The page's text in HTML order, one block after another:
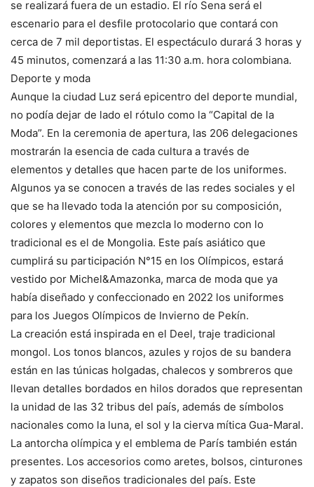
se realizará fuera de un estadio. El río Sena será el
escenario para el desfile protocolario que contará con
cerca de 7 mil deportistas. El espectáculo durará 3 horas y
45 minutos, comenzará a las 11:30 a.m. hora colombiana.
Deporte y moda
Aunque la ciudad Luz será epicentro del deporte mundial,
no podía dejar de lado el rótulo como la “Capital de la
Moda”. En la ceremonia de apertura, las 206 delegaciones
mostrarán la esencia de cada cultura a través de
elementos y detalles que hacen parte de los uniformes.
Algunos ya se conocen a través de las redes sociales y el
que se ha llevado toda la atención por su composición,
colores y elementos que mezcla lo moderno con lo
tradicional es el de Mongolia. Este país asiático que
cumplirá su participación N°15 en los Olímpicos, estará
vestido por Michel&Amazonka, marca de moda que ya
había diseñado y confeccionado en 2022 los uniformes
para los Juegos Olímpicos de Invierno de Pekín.
La creación está inspirada en el Deel, traje tradicional
mongol. Los tonos blancos, azules y rojos de su bandera
están en las túnicas holgadas, chalecos y sombreros que
llevan detalles bordados en hilos dorados que representan
la unidad de las 32 tribus del país, además de símbolos
nacionales como la luna, el sol y la cierva mítica Gua-Maral.
La antorcha olímpica y el emblema de París también están
presentes. Los accesorios como aretes, bolsos, cinturones
y zapatos son diseños tradicionales del país. Este